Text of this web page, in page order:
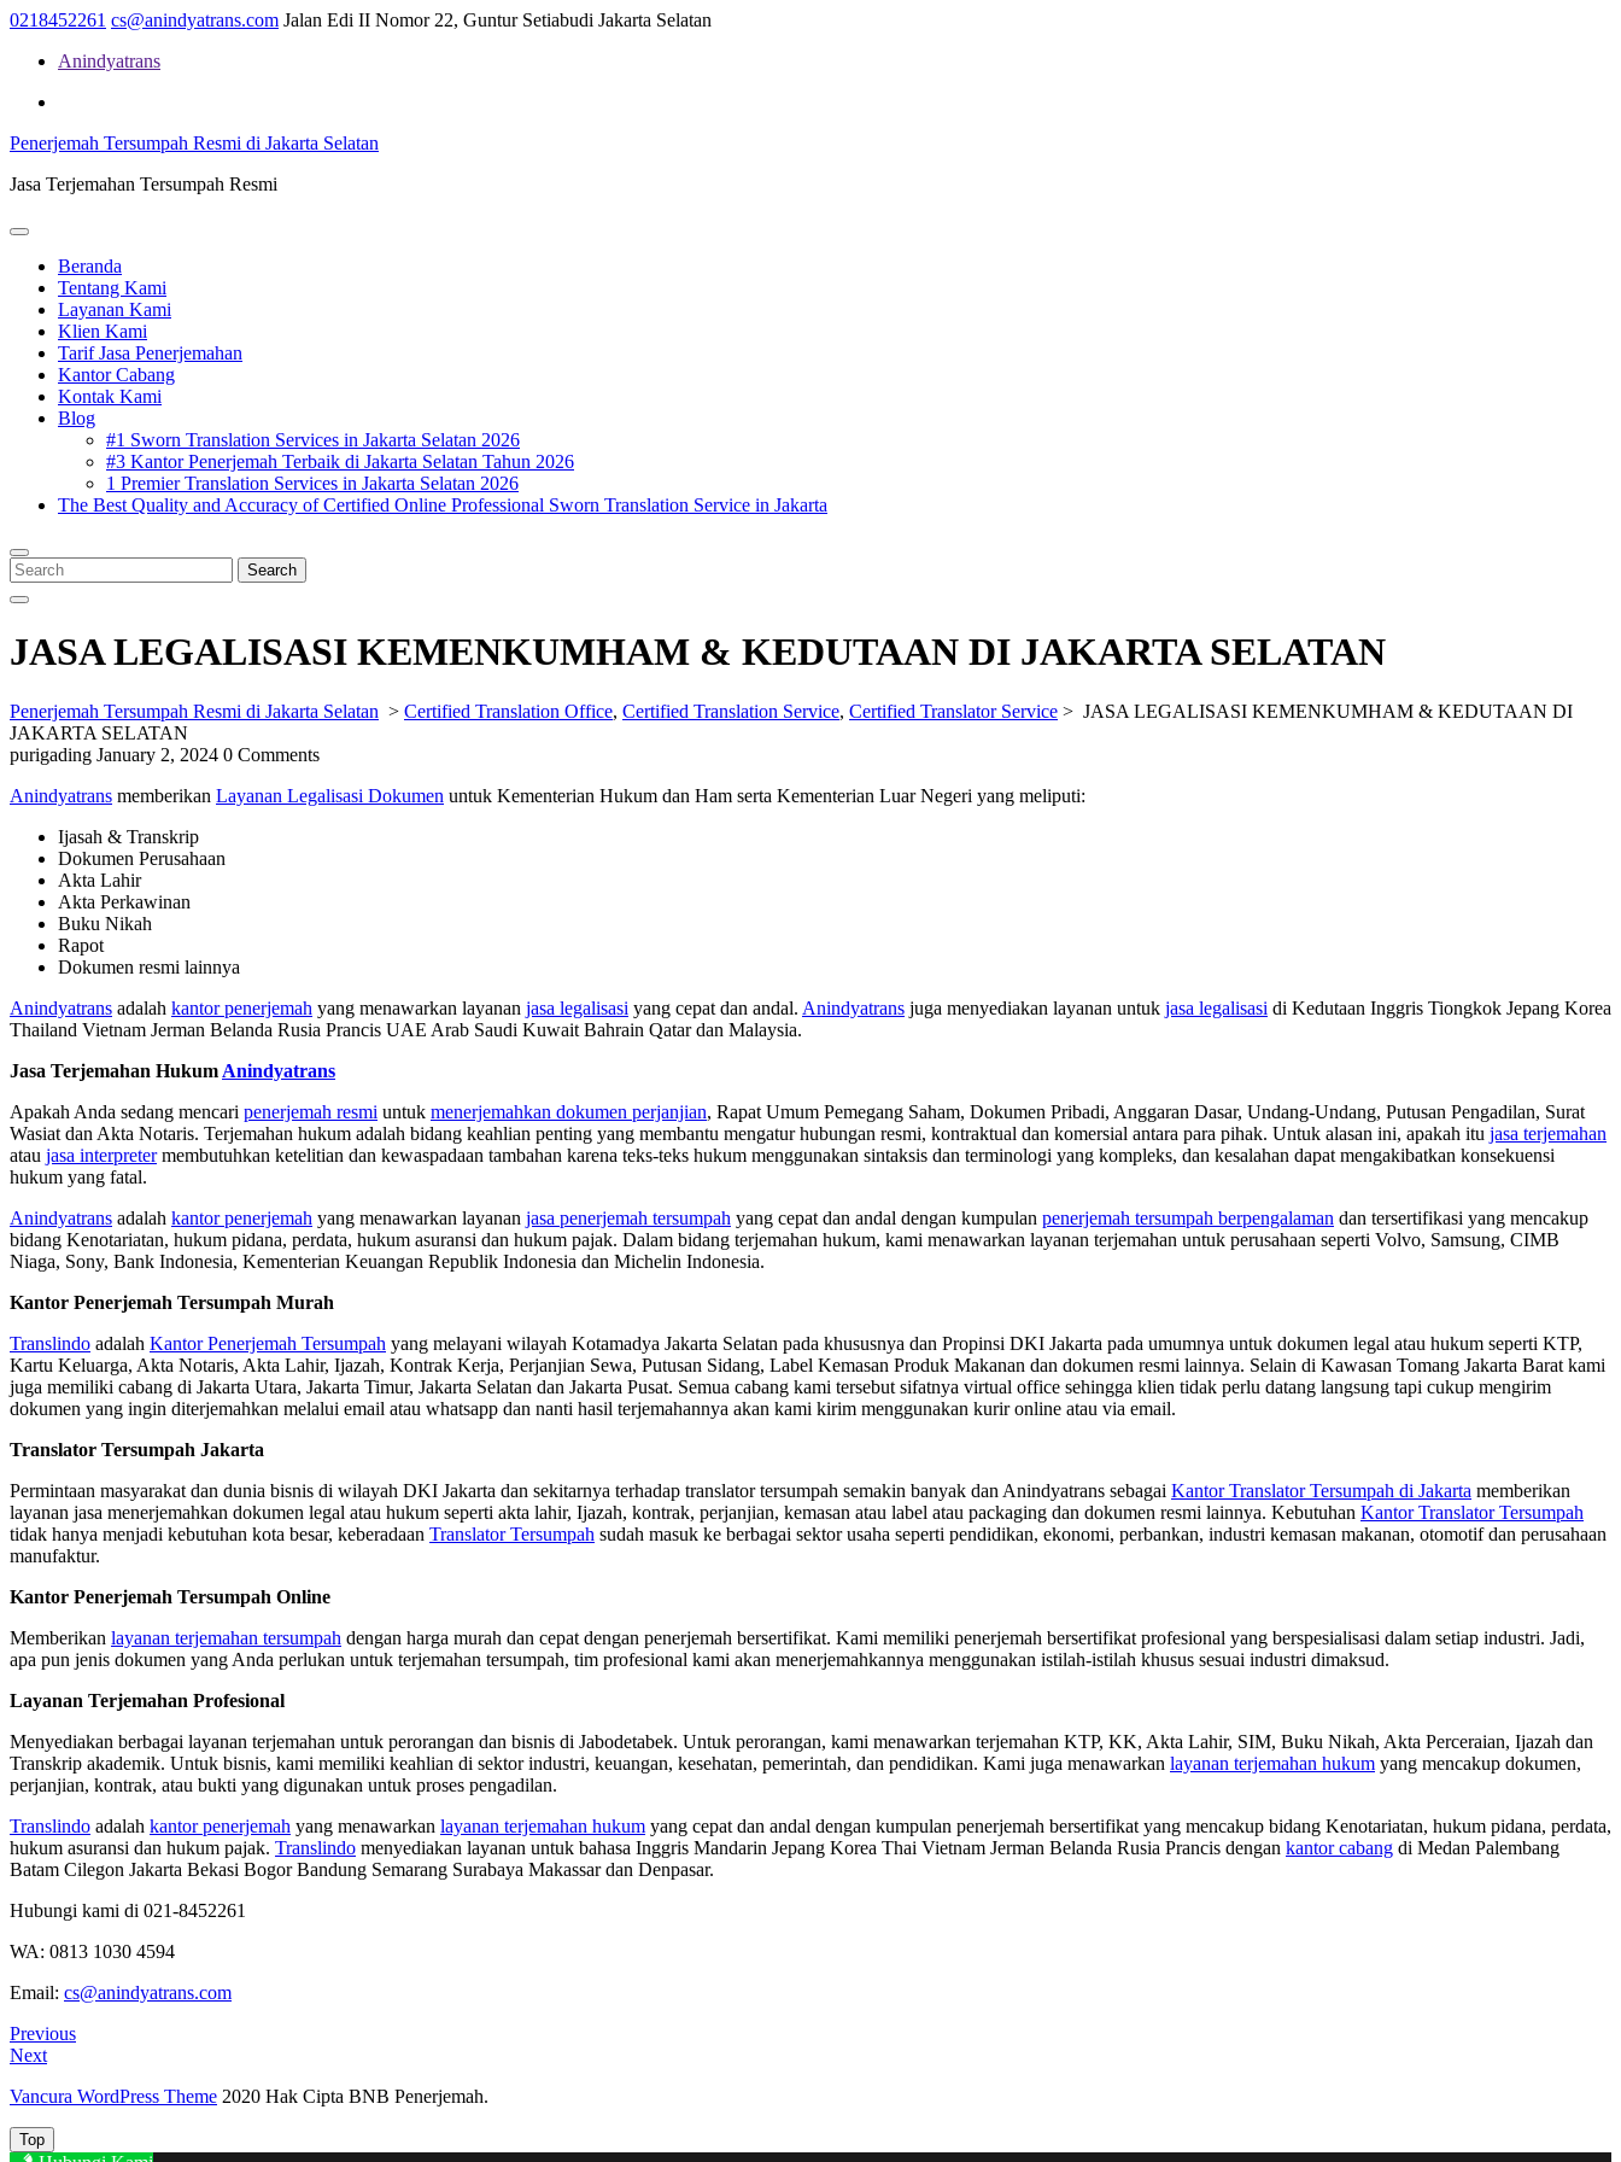
Skip
content
0218452261 cs@anindyatrans.com Jalan Edi II Nomor 22, Guntur Setiabudi Jakarta Selatan
Anindyatrans
Penerjemah Tersumpah Resmi di Jakarta Selatan
Jasa Terjemahan Tersumpah Resmi
Open
Beranda
Tentang Kami
Layanan Kami
Klien Kami
Tarif Jasa Penerjemahan
Kantor Cabang
Kontak Kami
Blog
#1 Sworn Translation Services in Jakarta Selatan 2026
#3 Kantor Penerjemah Terbaik di Jakarta Selatan Tahun 2026
1 Premier Translation Services in Jakarta Selatan 2026
The Best Quality and Accuracy of Certified Online Professional Sworn Translation Service in Jakarta
Close
Menu
Search
for:
Search
JASA LEGALISASI KEMENKUMHAM & KEDUTAAN DI JAKARTA SELATAN
Penerjemah Tersumpah Resmi di Jakarta Selatan > Certified Translation Office, Certified Translation Service, Certified Translator Service > JASA LEGALISASI KEMENKUMHAM & KEDUTAAN DI
JAKARTA SELATAN
purigading January 2, 2024 0 Comments
Anindyatrans memberikan Layanan Legalisasi Dokumen untuk Kementerian Hukum dan Ham serta Kementerian Luar Negeri yang meliputi:
Ijasah & Transkrip
Dokumen Perusahaan
Akta Lahir
Akta Perkawinan
Buku Nikah
Rapot
Dokumen resmi lainnya
Anindyatrans adalah kantor penerjemah yang menawarkan layanan jasa legalisasi yang cepat dan andal. Anindyatrans juga menyediakan layanan untuk jasa legalisasi di Kedutaan Inggris Tiongkok Jepang Korea
Thailand Vietnam Jerman Belanda Rusia Prancis UAE Arab Saudi Kuwait Bahrain Qatar dan Malaysia.
Jasa Terjemahan Hukum Anindyatrans
Apakah Anda sedang mencari penerjemah resmi untuk menerjemahkan dokumen perjanjian, Rapat Umum Pemegang Saham, Dokumen Pribadi, Anggaran Dasar, Undang-Undang, Putusan Pengadilan, Surat
Wasiat dan Akta Notaris. Terjemahan hukum adalah bidang keahlian penting yang membantu mengatur hubungan resmi, kontraktual dan komersial antara para pihak. Untuk alasan ini, apakah itu jasa terjemahan
atau jasa interpretermembutuhkan ketelitian dan kewaspadaan tambahan karena teks-teks hukum menggunakan sintaksis dan terminologi yang kompleks, dan kesalahan dapat mengakibatkan konsekuensi
hukum yang fatal.
Anindyatrans adalah kantor penerjemah yang menawarkan layanan jasa penerjemah tersumpah yang cepat dan andal dengan kumpulan penerjemah tersumpah berpengalaman dan tersertifikasi yang mencakup
bidang Kenotariatan, hukum pidana, perdata, hukum asuransi dan hukum pajak. Dalam bidang terjemahan hukum, kami menawarkan layanan terjemahan untuk perusahaan seperti Volvo, Samsung, CIMB
Niaga, Sony, Bank Indonesia, Kementerian Keuangan Republik Indonesia dan Michelin Indonesia.
Kantor Penerjemah Tersumpah Murah
Translindo adalah Kantor Penerjemah Tersumpah yang melayani wilayah Kotamadya Jakarta Selatan pada khususnya dan Propinsi DKI Jakarta pada umumnya untuk dokumen legal atau hukum seperti KTP,
Kartu Keluarga, Akta Notaris, Akta Lahir, Ijazah, Kontrak Kerja, Perjanjian Sewa, Putusan Sidang, Label Kemasan Produk Makanan dan dokumen resmi lainnya. Selain di Kawasan Tomang Jakarta Barat kami
juga memiliki cabang di Jakarta Utara, Jakarta Timur, Jakarta Selatan dan Jakarta Pusat. Semua cabang kami tersebut sifatnya virtual office sehingga klien tidak perlu datang langsung tapi cukup mengirim
dokumen yang ingin diterjemahkan melalui email atau whatsapp dan nanti hasil terjemahannya akan kami kirim menggunakan kurir online atau via email.
Translator Tersumpah Jakarta
Permintaan masyarakat dan dunia bisnis di wilayah DKI Jakarta dan sekitarnya terhadap translator tersumpah semakin banyak dan Anindyatrans sebagai Kantor Translator Tersumpah di Jakarta memberikan
layanan jasa menerjemahkan dokumen legal atau hukum seperti akta lahir, Ijazah, kontrak, perjanjian, kemasan atau label atau packaging dan dokumen resmi lainnya. Kebutuhan Kantor Translator Tersumpah
tidak hanya menjadi kebutuhan kota besar, keberadaan Translator Tersumpah sudah masuk ke berbagai sektor usaha seperti pendidikan, ekonomi, perbankan, industri kemasan makanan, otomotif dan perusahaan
manufaktur.
Kantor Penerjemah Tersumpah Online
Memberikan layanan terjemahan tersumpah dengan harga murah dan cepat dengan penerjemah bersertifikat. Kami memiliki penerjemah bersertifikat profesional yang berspesialisasi dalam setiap industri. Jadi,
apa pun jenis dokumen yang Anda perlukan untuk terjemahan tersumpah, tim profesional kami akan menerjemahkannya menggunakan istilah-istilah khusus sesuai industri dimaksud.
Layanan Terjemahan Profesional
Menyediakan berbagai layanan terjemahan untuk perorangan dan bisnis di Jabodetabek. Untuk perorangan, kami menawarkan terjemahan KTP, KK, Akta Lahir, SIM, Buku Nikah, Akta Perceraian, Ijazah dan
Transkrip akademik. Untuk bisnis, kami memiliki keahlian di sektor industri, keuangan, kesehatan, pemerintah, dan pendidikan. Kami juga menawarkan layanan terjemahan hukum yang mencakup dokumen,
perjanjian, kontrak, atau bukti yang digunakan untuk proses pengadilan.
Translindo adalah kantor penerjemah yang menawarkan layanan terjemahan hukum yang cepat dan andal dengan kumpulan penerjemah bersertifikat yang mencakup bidang Kenotariatan, hukum pidana, perdata,
hukum asuransi dan hukum pajak. Translindo menyediakan layanan untuk bahasa Inggris Mandarin Jepang Korea Thai Vietnam Jerman Belanda Rusia Prancis dengan kantor cabang di Medan Palembang
Batam Cilegon Jakarta Bekasi Bogor Bandung Semarang Surabaya Makassar dan Denpasar.
Hubungi kami di 021-8452261
WA: 0813 1030 4594
Email: cs@anindyatrans.com
Post
navigation
Previous
Post
Previous
Next
Next
Vancura WordPress Theme 2020 Hak Cipta BNB Penerjemah.
Top